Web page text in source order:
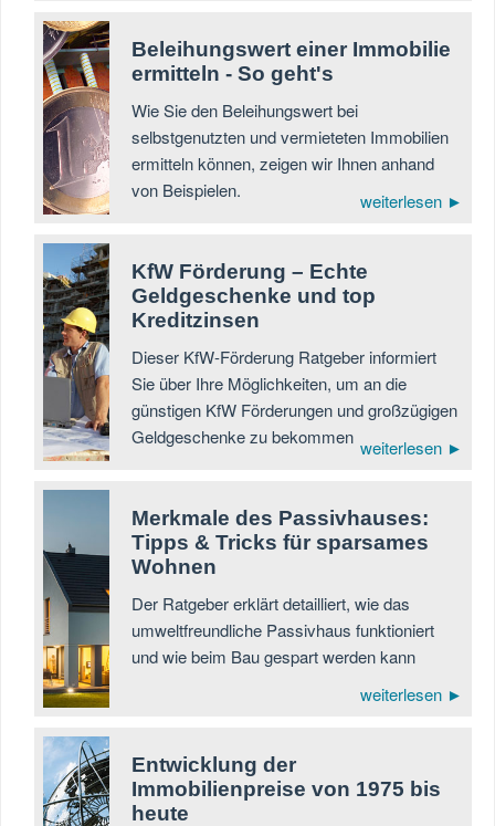
Beleihungswert einer Immobilie
ermitteln - So geht's
Wie Sie den Beleihungswert bei
selbstgenutzten und vermieteten Immobilien
ermitteln können, zeigen wir Ihnen anhand
von Beispielen.
weiterlesen ►
KfW Förderung – Echte
Geldgeschenke und top
Kreditzinsen
Dieser KfW-Förderung Ratgeber informiert
Sie über Ihre Möglichkeiten, um an die
günstigen KfW Förderungen und großzügigen
Geldgeschenke zu bekommen weiterlesen ►
Merkmale des Passivhauses:
Tipps & Tricks für sparsames
Wohnen
Der Ratgeber erklärt detailliert, wie das
umweltfreundliche Passivhaus funktioniert
und wie beim Bau gespart werden kann
weiterlesen ►
Entwicklung der
Immobilienpreise von 1975 bis
heute